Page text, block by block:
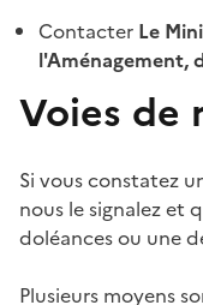
Contacter Le
l'Aménagement,
Voies de
Si vous constatez
nous le signalez et
doléances ou une
Plusieurs moyens